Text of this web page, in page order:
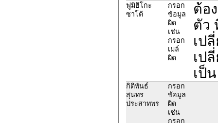
ฟูมิฮิโกะ
ซาโต้
กรอก
ข้อมูล
ผิด
เช่น
กรอก
เมล์
ผิด
ต้อ
ตัว
เป
เป
เป็
กิติพันธ์
สุนทร
ประสาทพร
กรอก
ข้อมูล
ผิด
เช่น
กรอก